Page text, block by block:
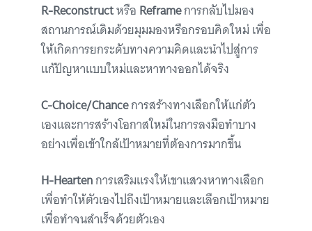
R-Reconstructหรือ Reframeการกลับไปมอง
สถานการณ์เดิมด้วยมุมมองหรือกรอบคิดใหม่ เพื่อ
ให้เกิดการยกระดับทางความคิดและนำไปสู่การ
แก้ปัญหาแบบใหม่และหาทางออกได้จริง
C-Choice/Chanceการสร้างทางเลือกให้แก่ตัว
เองและการสร้างโอกาสใหม่ในการลงมือทำบาง
อย่างเพื่อเข้าใกล้เป้าหมายที่ต้องการมากขึ้น
H-Heartenการเสริมแรงให้เขาแสวงหาทางเลือก
เพื่อทำให้ตัวเองไปถึงเป้าหมายและเลือกเป้าหมาย
เพื่อทำจนสำเร็จด้วยตัวเอง